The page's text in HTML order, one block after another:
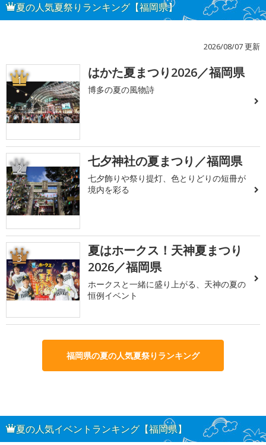
夏の人気夏祭りランキング【福岡県】
2026/08/07 更新
1 はかた夏まつり2026／福岡県
博多の夏の風物詩
2 七夕神社の夏まつり／福岡県
七夕飾りや祭り提灯、色とりどりの短冊が
境内を彩る
3
夏はホークス！天神夏まつり
2026／福岡県
ホークスと一緒に盛り上がる、天神の夏の
恒例イベント
福岡県の夏の人気夏祭りランキング
夏の人気イベントランキング【福岡県】